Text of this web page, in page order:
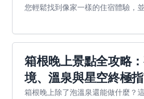
您輕鬆找到像家一樣的住宿體驗，
箱根晚上景點全攻略
境、溫泉與星空終極
箱根晚上除了泡溫泉還能做什麼？